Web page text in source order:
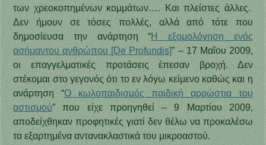
των χρεοκοπημένων κομμάτων…. Και πλείστες άλλες.
Δεν ήμουν σε τόσες πολλές, αλλά από τότε που
δημοσίευσα την ανάρτηση “Η εξομολόγηση ενός
ασήμαντου ανθρώπου [De Profundis]” – 17 Μαΐου 2009,
οι επαγγελματικές προτάσεις έπεσαν βροχή. Δεν
στέκομαι στο γεγονός ότι το εν λόγω κείμενο καθώς και η
ανάρτηση “Ο κωλοπαιδισμός παιδική αρρώστια του
αστισμού” που είχε προηγηθεί – 9 Μαρτίου 2009,
αποδείχθηκαν προφητικές γιατί δεν θέλω να προκαλέσω
τα εξαρτημένα αντανακλαστικά του μικροαστού.